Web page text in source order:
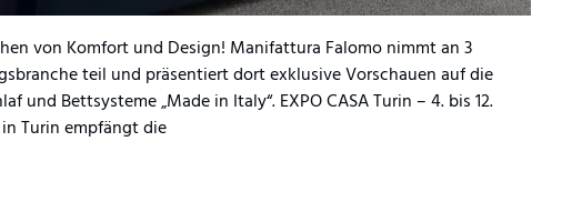
von Komfort und Design! Manifattura Falomo nimmt an 3
teil und präsentiert dort exklusive Vorschauen auf die
und Bettsysteme „Made in Italy“. EXPO CASA Turin – 4. bis 12.
Turin empfängt die